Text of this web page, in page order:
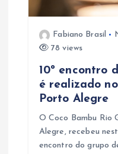
Fabiano Brasil
78 views
10º encontro
é realizado
Porto Alegre
O Coco Bambu Rio
Alegre, recebeu
encontro do grupo